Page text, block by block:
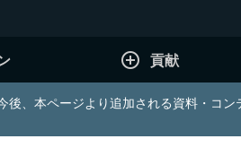
add_circle_outline 貢献
、本ページより追加される資料・コ